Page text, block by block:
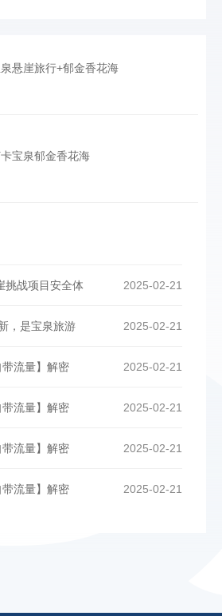
悬崖旅行+郁金香花海
宝泉郁金香花海
2025-02-21
挑战项目安全体
2025-02-21
，是宝泉旅游
2025-02-21
带流量】解密
2025-02-21
带流量】解密
2025-02-21
带流量】解密
2025-02-21
带流量】解密